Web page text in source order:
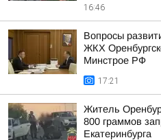
16:46
Вопросы
ЖКХ
Минстрое РФ
17:21
Житель
800 граммов
Екатеринбурга